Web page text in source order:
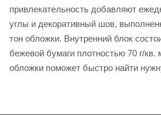
привлекательность добавляют
углы и декоративный шов,
тон обложки. Внутренний блок
бежевой бумаги плотностью 70 г/кв.
обложки поможет быстро найти